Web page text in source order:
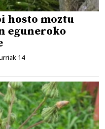
hosto moztu
eguneroko
14